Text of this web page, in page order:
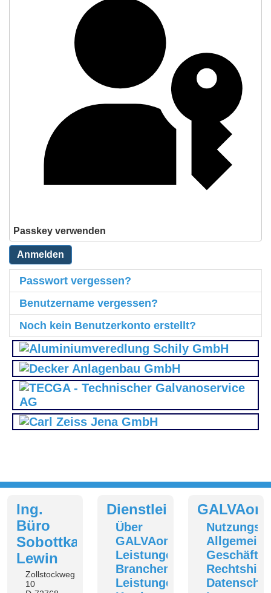
Passkey verwenden
Anmelden
Passwort vergessen?
Benutzername vergessen?
Noch kein Benutzerkonto erstellt?
Ing.
Büro
Sobottka-
Lewin
Zollstockweg
10
Dienstleistungen
Über
GALVAonline
Leistungen
Branchenverzeichnis
Leistungen
Allgemeine